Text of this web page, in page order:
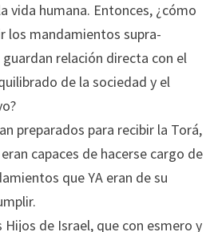
vida humana. Entonces, ¿cómo
los mandamientos supra-
relación directa con el
de la sociedad y el
preparados para recibir la Torá,
capaces de hacerse cargo de
que YA eran de su
de Israel, que con esmero y